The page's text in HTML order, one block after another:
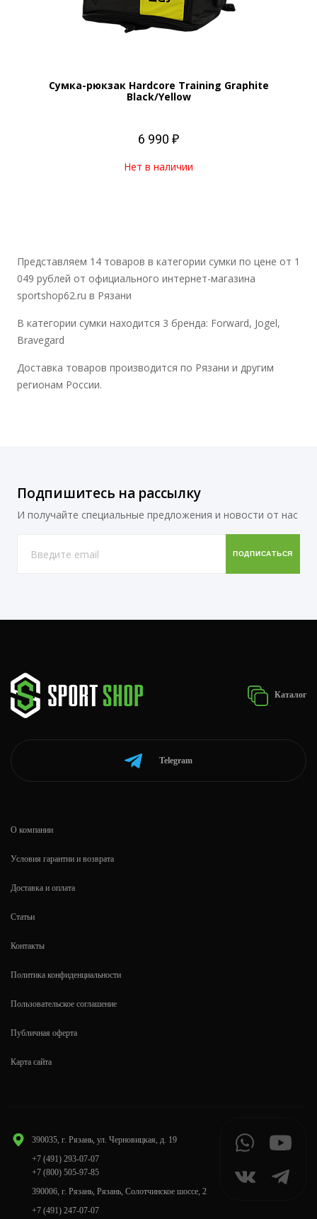
Сумка-рюкзак Hardcore Training Graphite
Black/Yellow
6 990 ₽
Нет в наличии
Представляем 14 товаров в категории сумки по цене от 1
049 рублей от официального интернет-магазина
sportshop62.ru в Рязани
В категории сумки находится 3 бренда: Forward, Jogel,
Bravegard
Доставка товаров производится по Рязани и другим
регионам России.
Подпишитесь на рассылку
И получайте специальные предложения и новости от нас
Каталог
Telegram
390035, г. Рязань, ул. Черновицкая, д. 19
+7 (491) 293-07-07
+7 (800) 505-97-85
390006, г. Рязань, Рязань, Солотчинское шоссе, 2
+7 (491) 247-07-07
О компании
Условия гарантии и возврата
Доставка и оплата
Статьи
Контакты
Политика конфиденциальности
Пользовательское соглашение
Публичная оферта
Карта сайта